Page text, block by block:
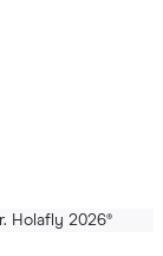
Holafly 2026®